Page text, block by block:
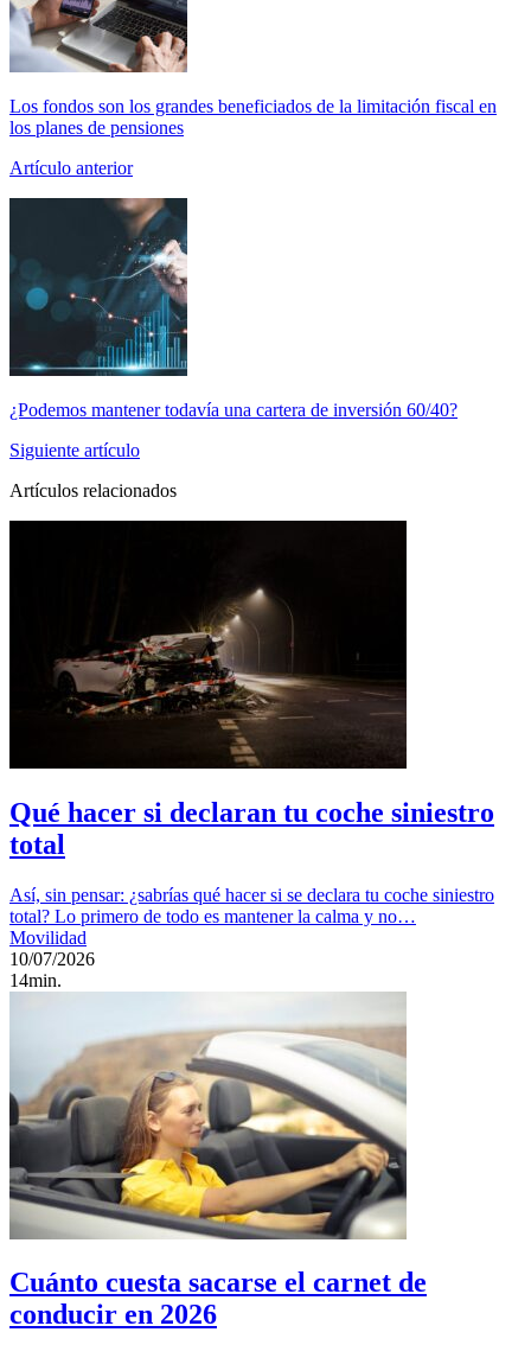
Los fondos son los grandes beneficiados de la limitación fiscal en
los planes de pensiones
Artículo anterior
¿Podemos mantener todavía una cartera de inversión 60/40?
Siguiente artículo
Artículos relacionados
Qué hacer si declaran tu coche siniestro
total
Así, sin pensar: ¿sabrías qué hacer si se declara tu coche siniestro
total? Lo primero de todo es mantener la calma y no…
Movilidad
10/07/2026
14min.
Cuánto cuesta sacarse el carnet de
conducir en 2026